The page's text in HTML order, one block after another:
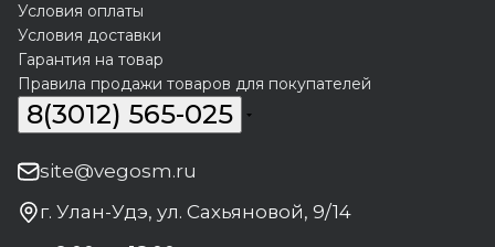
Условия оплаты
Условия доставки
Гарантия на товар
Правила продажи товаров для покупателей
8(3012) 565-025
site@vegosm.ru
г. Улан-Удэ, ул. Сахьяновой, 9/14